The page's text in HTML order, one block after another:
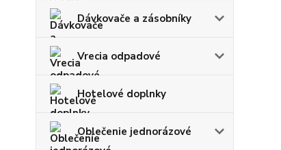
Dávkovače a zásobníky
Vrecia odpadové
Hotelové doplnky
Oblečenie jednorázové